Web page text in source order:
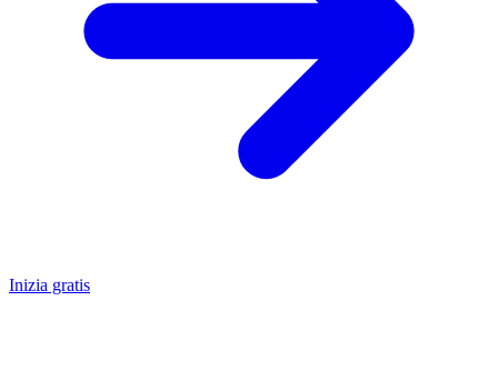
Inizia gratis